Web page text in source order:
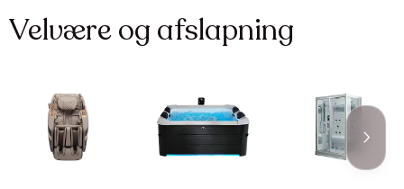
Velvære og afslapning